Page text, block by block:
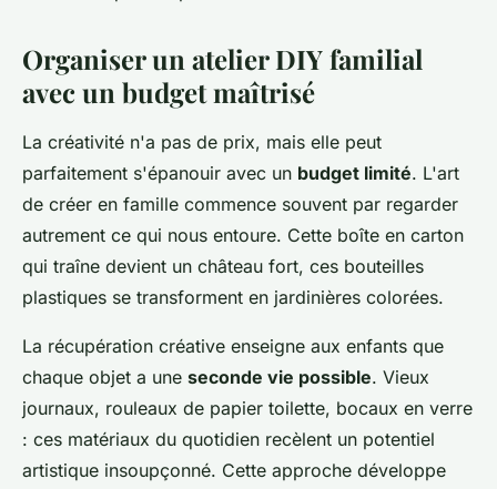
Organiser un atelier DIY familial
avec un budget maîtrisé
La créativité n'a pas de prix, mais elle peut
parfaitement s'épanouir avec un budget limité. L'art
de créer en famille commence souvent par regarder
autrement ce qui nous entoure. Cette boîte en carton
qui traîne devient un château fort, ces bouteilles
plastiques se transforment en jardinières colorées.
La récupération créative enseigne aux enfants que
chaque objet a une seconde vie possible. Vieux
journaux, rouleaux de papier toilette, bocaux en verre
: ces matériaux du quotidien recèlent un potentiel
artistique insoupçonné. Cette approche développe